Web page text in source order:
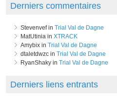
Derniers commentaires
Stevenvef in Trial Val de Dagne
MatUtinia in XTRACK
Amybix in Trial Val de Dagne
dtaletdwzc in Trial Val de Dagne
RyanShaky in Trial Val de Dagne
Derniers liens entrants